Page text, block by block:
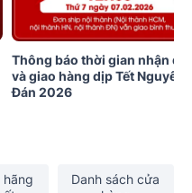
Thông báo thời gian nhận
và giao hàng dịp Tết Nguyên
Đán 2026
hãng
Danh sách cửa